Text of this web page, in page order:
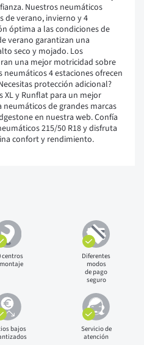
Nuestros neumáticos
de verano, invierno y 4
óptima a las condiciones de
verano garantizan una
seco y mojado. Los
una mejor motricidad sobre
4 estaciones ofrecen
protección adicional?
y Runflat para un mejor
de grandes marcas
en nuestra web. Confía
215/50 R18 y disfruta
confort y rendimiento.
centros
Diferentes
modos
de pago
seguro
bajos
Servicio de
atención